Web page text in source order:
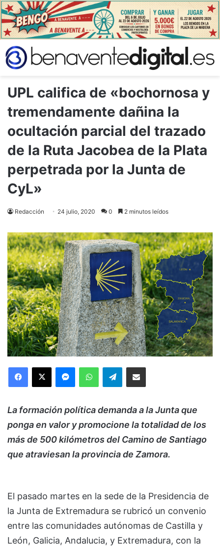
UPL califica de «bochornosa y
tremendamente dañina la
ocultación parcial del trazado
de la Ruta Jacobea de la Plata
perpetrada por la Junta de
CyL»
Redacción 24 julio, 2020 0 2 minutos leídos
Facebook
X MessengerWhatsAppTelegramCompartir via Email
La formación política demanda a la Junta que
ponga en valor y promocione la totalidad de los
más de 500 kilómetros del Camino de Santiago
que atraviesan la provincia de Zamora.
El pasado martes en la sede de la Presidencia de
la Junta de Extremadura se rubricó un convenio
entre las comunidades autónomas de Castilla y
León, Galicia, Andalucia, y Extremadura, con la